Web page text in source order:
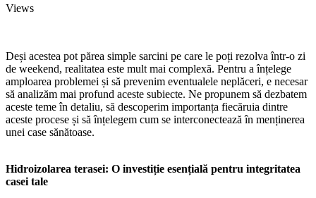
Views
Deși acestea pot părea simple sarcini pe care le poți rezolva într-o zi
de weekend, realitatea este mult mai complexă. Pentru a înțelege
amploarea problemei și să prevenim eventualele neplăceri, e necesar
să analizăm mai profund aceste subiecte. Ne propunem să dezbatem
aceste teme în detaliu, să descoperim importanța fiecăruia dintre
aceste procese și să înțelegem cum se interconectează în menținerea
unei case sănătoase.
Hidroizolarea terasei: O investiție esențială pentru integritatea
casei tale